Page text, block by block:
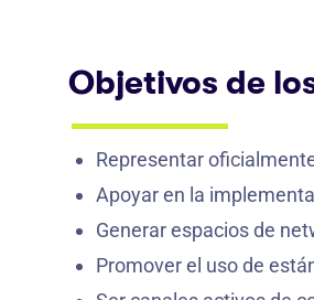
Objetivos de
Representar
Apoyar en la
Generar espacios de
Promover el uso de